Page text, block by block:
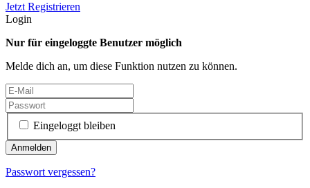
Jetzt Registrieren
Login
Nur für eingeloggte Benutzer möglich
Melde dich an, um diese Funktion nutzen zu können.
Eingeloggt bleiben
Passwort vergessen?